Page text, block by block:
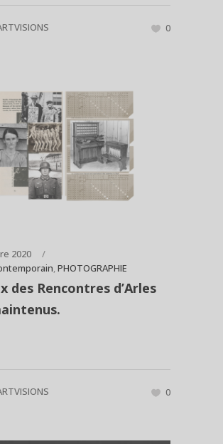
0
2020
,PHOTOGRAPHIE
des Rencontres d’Arles
0